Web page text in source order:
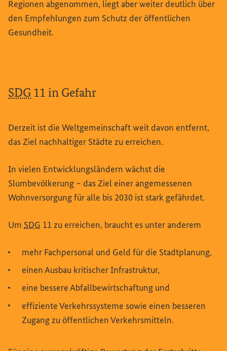
Regionen abgenommen, liegt aber weiter deutlich über
den Empfehlungen zum Schutz der öffentlichen
Gesundheit.
SDG 11 in Gefahr
Derzeit ist die Weltgemeinschaft weit davon entfernt,
das Ziel nachhaltiger Städte zu erreichen.
In vielen Entwicklungsländern wächst die
Slumbevölkerung – das Ziel einer angemessenen
Wohnversorgung für alle bis 2030 ist stark gefährdet.
Um SDG 11 zu erreichen, braucht es unter anderem
mehr Fachpersonal und Geld für die Stadtplanung,
einen Ausbau kritischer Infrastruktur,
eine bessere Abfallbewirtschaftung und
effiziente Verkehrssysteme sowie einen besseren
Zugang zu öffentlichen Verkehrsmitteln.